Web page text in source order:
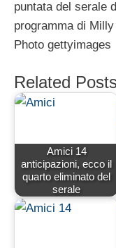
puntata del serale
programma di
Photo gettyimages
Related
Amici 14
anticipazioni, ecco il
quarto eliminato del
serale